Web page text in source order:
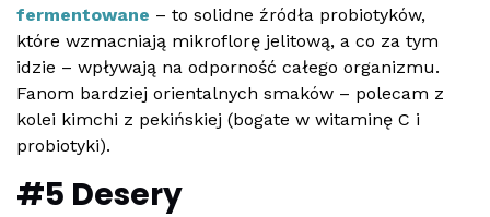
fermentowane – to solidne źródła probiotyków,
które wzmacniają mikroflorę jelitową, a co za tym
idzie – wpływają na odporność całego organizmu.
Fanom bardziej orientalnych smaków – polecam z
kolei kimchi z pekińskiej (bogate w witaminę C i
probiotyki).
#5 Desery